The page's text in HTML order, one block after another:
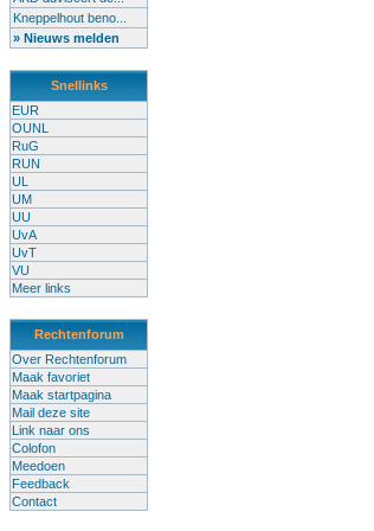
Kneppelhout beno...
» Nieuws melden
Snellinks
EUR
OUNL
RuG
RUN
UL
UM
UU
UvA
UvT
VU
Meer links
Rechtenforum
Over Rechtenforum
Maak favoriet
Maak startpagina
Mail deze site
Link naar ons
Colofon
Meedoen
Feedback
Contact